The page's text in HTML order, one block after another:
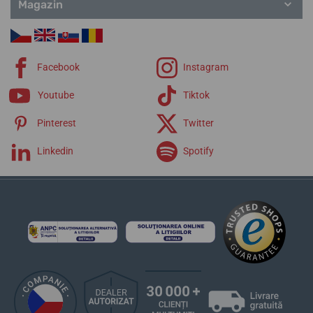
Bear Grylls
Pacific Diver
Curele Luminox
Magazin
Facebook Instagram
Youtube Tiktok
Pinterest Twitter
Linkedin Spotify